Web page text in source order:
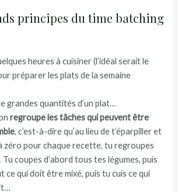
principes du time batching
heures à cuisiner (l’idéal serait le
préparer les plats de la semaine
grandes quantités d’un plat…
regroupe les tâches qui peuvent être
, c’est-à-dire qu’au lieu de t’éparpiller et
zéro pour chaque recette, tu regroupes
coupes d’abord tous tes légumes, puis
ce qui doit être mixé, puis tu cuis ce qui